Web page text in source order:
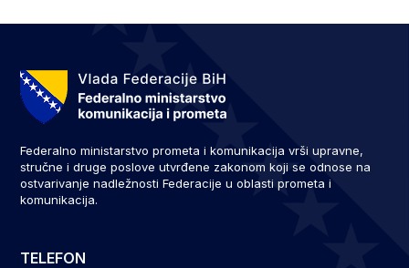
Federalno ministarstvo prometa i komunikacija vrši upravne,
stručne i druge poslove utvrđene zakonom koji se odnose na
ostvarivanje nadležnosti Federacije u oblasti prometa i
komunikacija.
TELEFON